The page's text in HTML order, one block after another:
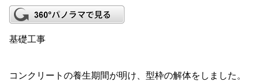
基礎工事
コンクリートの養生期間が明け、型枠の解体をしました。